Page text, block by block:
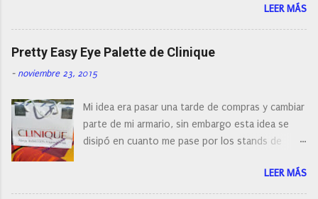
o
con diferentes características, a pilas, a batería,
cepillos de rotación o de oscilación... y
naturalmente de todos los precios. Existe en la
actualidad tal variedad, que antes de hacer la
compra debemos de hacernos unas preguntas:
post os voy a dar mi opinión de porque elegí mi
cepillo facial de Clinique
LEER MÁS
Pretty Easy Eye Palette de Clinique
- noviembre 23, 2015
Mi idea era pasar una tarde de compras y cambiar
parte de mi armario, sin embargo esta idea se
disipó en cuanto me pase por los stands de
resistirse a esta paleta de colores de Clinique.
LEER MÁS